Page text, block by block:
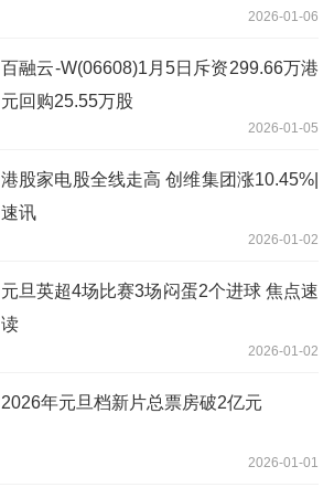
2026-01-06
百融云-W(06608)1月5日斥资299.66万港
元回购25.55万股
2026-01-05
港股家电股全线走高 创维集团涨10.45%|
速讯
2026-01-02
元旦英超4场比赛3场闷蛋2个进球 焦点速
读
2026-01-02
2026年元旦档新片总票房破2亿元
2026-01-01